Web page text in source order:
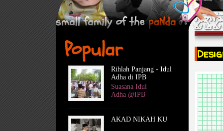
Popular
Rihlah Panjang - Idul
Adha di IPB
Suasana Idul
Adha @IPB
AKAD NIKAH KU